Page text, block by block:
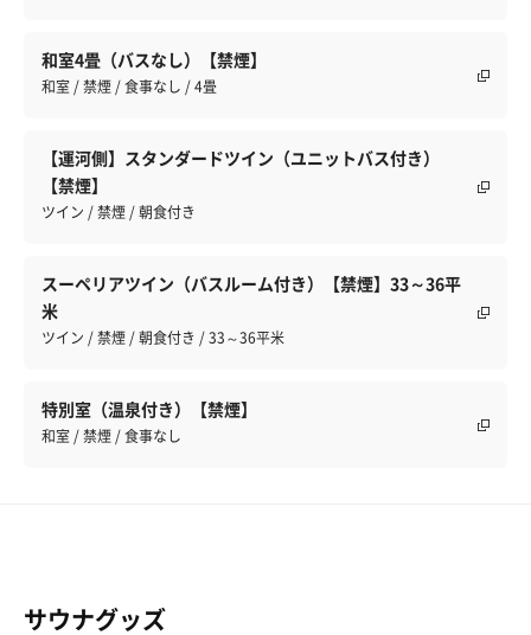
和室4畳（バスなし）【禁煙】
和室 / 禁煙 / 食事なし / 4畳
【運河側】スタンダードツイン（ユニットバス付き）
【禁煙】
ツイン / 禁煙 / 朝食付き
スーペリアツイン（バスルーム付き）【禁煙】33～36平
米
ツイン / 禁煙 / 朝食付き / 33～36平米
特別室（温泉付き）【禁煙】
和室 / 禁煙 / 食事なし
サウナグッズ